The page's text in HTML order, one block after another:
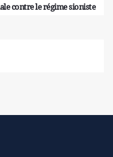
contre le régime sioniste